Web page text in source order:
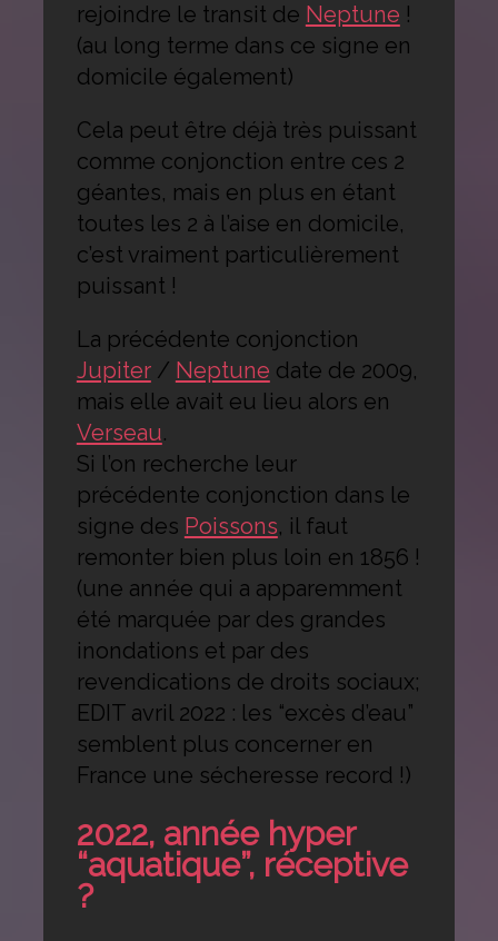
rejoindre le transit de Neptune !
(au long terme dans ce signe en
domicile également)
Cela peut être déjà très puissant
comme conjonction entre ces 2
géantes, mais en plus en étant
toutes les 2 à l’aise en domicile,
c’est vraiment particulièrement
puissant !
La précédente conjonction
Jupiter/ Neptune date de 2009,
mais elle avait eu lieu alors en
Verseau.
Si l’on recherche leur
précédente conjonction dans le
signe des Poissons, il faut
remonter bien plus loin en 1856 !
(une année qui a apparemment
été marquée par des grandes
inondations et par des
revendications de droits sociaux;
EDIT avril 2022 : les “excès d’eau”
semblent plus concerner en
France une sécheresse record !)
2022, année hyper
“aquatique”, réceptive
?